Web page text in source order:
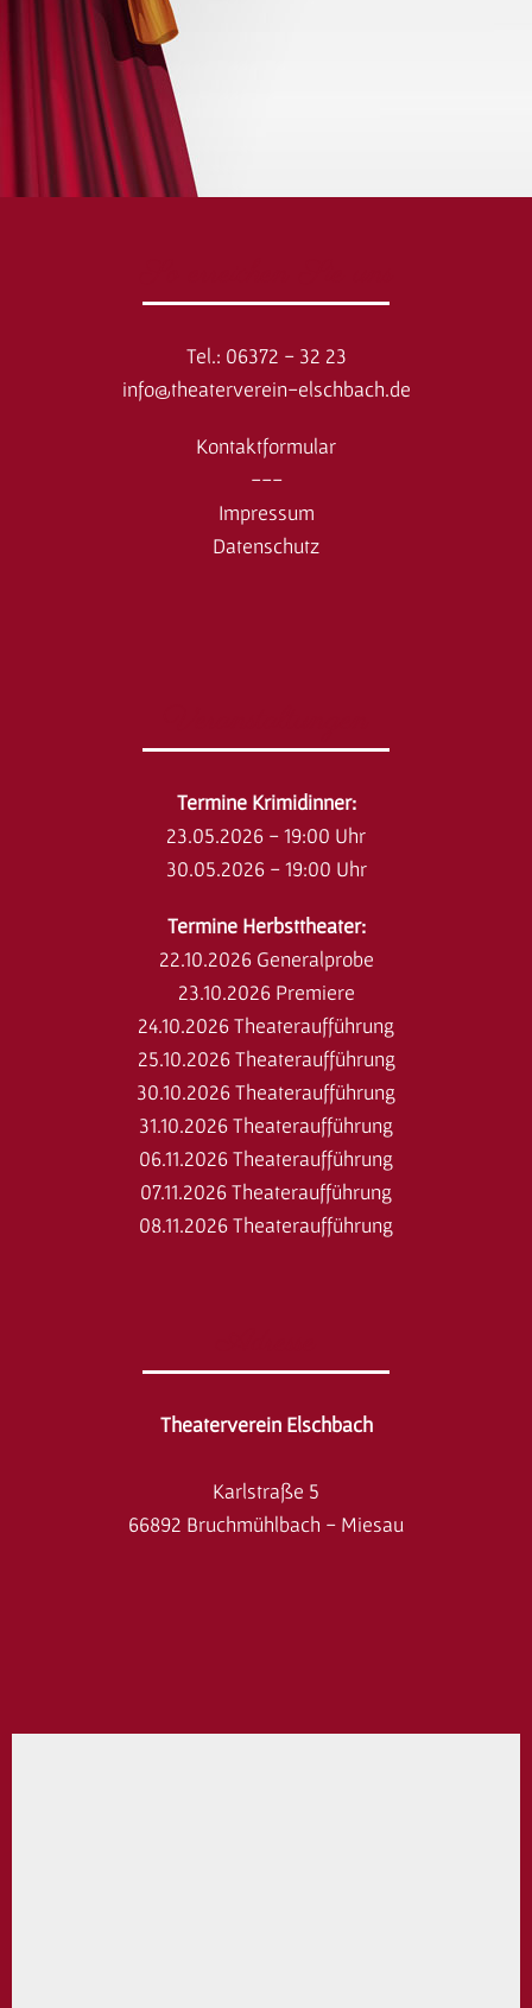
Tel.: 06372 - 32 23
info@theaterverein-elschbach.de
Kontaktformular
---
Impressum
Datenschutz
​Termine Krimidinner:
23.05.2026 - 19:00 Uhr
30.05.2026 - 19:00 Uhr
Termine Herbsttheater:
22.10.2026 Generalprobe
23.10.2026 Premiere
24.10.2026 Theateraufführung
25.10.2026 Theateraufführung
30.10.2026 Theateraufführung
31.10.2026 Theateraufführung
06.11.2026 Theateraufführung
07.11.2026 Theateraufführung
08.11.2026 Theateraufführung
Theaterverein Elschbach
Karlstraße 5
66892 Bruchmühlbach - Miesau